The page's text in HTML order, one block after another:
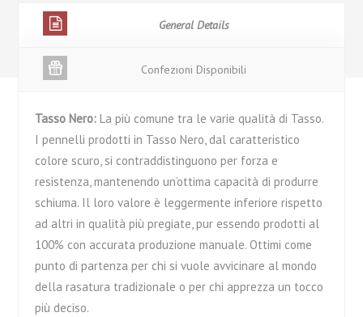
General Details
Confezioni Disponibili
Tasso Nero: La più comune tra le varie qualità di Tasso.
I pennelli prodotti in Tasso Nero, dal caratteristico
colore scuro, si contraddistinguono per forza e
resistenza, mantenendo un’ottima capacità di produrre
schiuma. Il loro valore è leggermente inferiore rispetto
ad altri in qualità più pregiate, pur essendo prodotti al
100% con accurata produzione manuale. Ottimi come
punto di partenza per chi si vuole avvicinare al mondo
della rasatura tradizionale o per chi apprezza un tocco
più deciso.